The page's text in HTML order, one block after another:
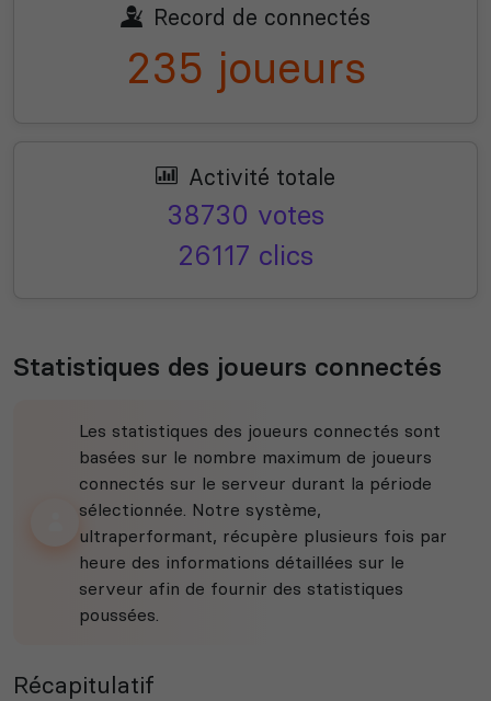
Record de connectés
235 joueurs
Activité totale
38730 votes
26117 clics
Statistiques des joueurs connectés
Les statistiques des joueurs connectés sont
basées sur le nombre maximum de joueurs
connectés sur le serveur durant la période
sélectionnée. Notre système,
ultraperformant, récupère plusieurs fois par
heure des informations détaillées sur le
serveur afin de fournir des statistiques
poussées.
Récapitulatif